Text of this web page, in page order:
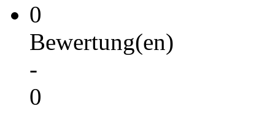
0
Bewertung(en)
-
0